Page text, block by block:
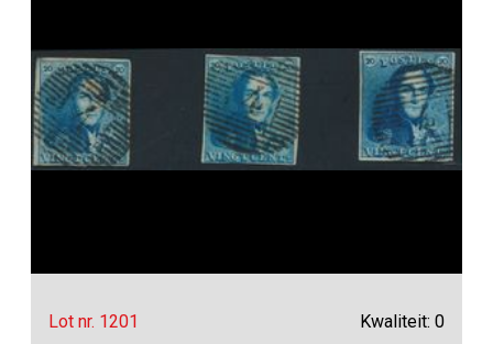
Lot nr. 1201 Kwaliteit: 0